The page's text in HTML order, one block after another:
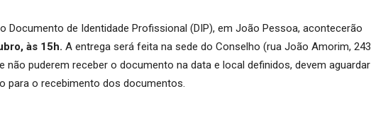
Documento de Identidade Profissional (DIP), em João Pessoa, acontecerão
às 15h. A entrega será feita na sede do Conselho (rua João Amorim, 243
não puderem receber o documento na data e local definidos, devem aguardar
para o recebimento dos documentos.